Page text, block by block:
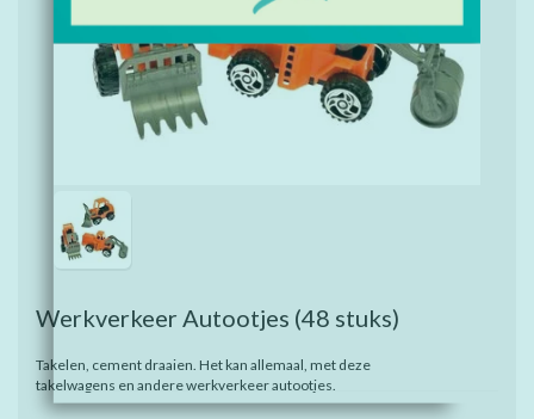
Werkverkeer Autootjes (48 stuks)
Takelen, cement draaien. Het kan allemaal, met deze
takelwagens en andere werkverkeer autootjes.